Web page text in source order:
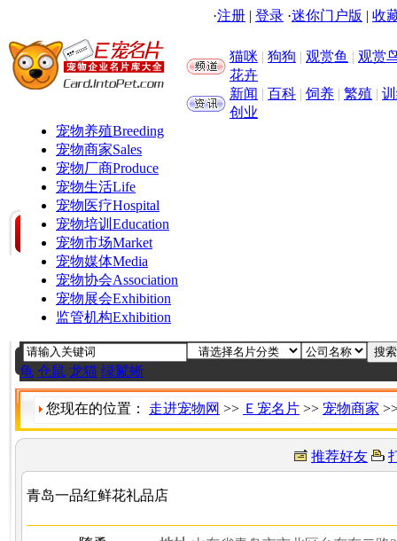
·注册 | 登录 ·迷你门户版 | 收
猫咪 | 狗狗 | 观赏鱼 | 观赏
花卉
新闻 | 百科 | 饲养 | 繁殖 |
创业
宠物养殖Breeding
宠物商家Sales
宠物厂商Produce
宠物生活Life
宠物医疗Hospital
宠物培训 Education
宠物市场Market
宠物媒体Media
宠物协会Association
宠物展会Exhibition
监管机构Exhibition
龟 仓鼠 龙猫 绿鬣蜥
您现在的位置： 走进宠物网 >> Ｅ宠名片 >> 宠物商家
推荐好友
青岛一品红鲜花礼品店